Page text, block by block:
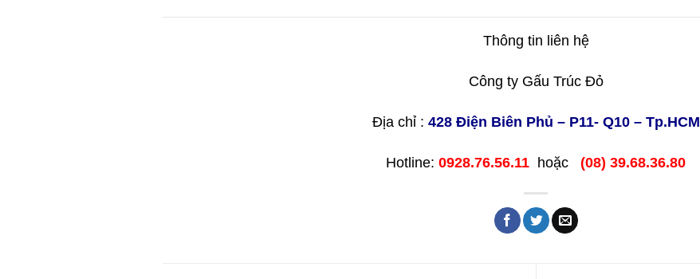
Thông tin liên hệ
Công ty Gấu Trúc Đỏ
Địa chỉ : 428 Điện Biên Phủ – P11- Q10 – Tp.HCM
Hotline: 0928.76.56.11 hoặc (08) 39.68.36.80